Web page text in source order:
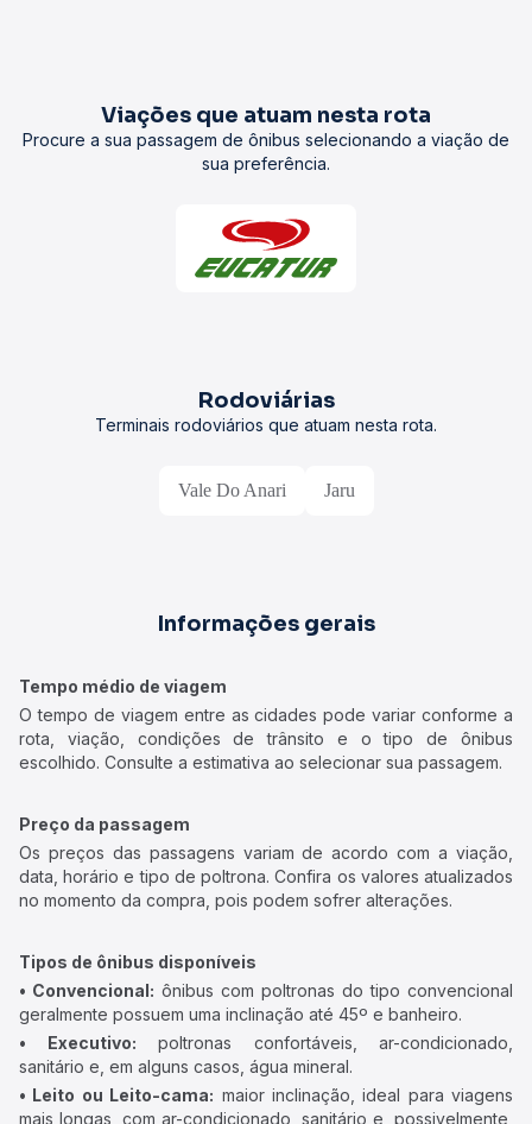
Viações que atuam nesta rota
Procure a sua passagem de ônibus selecionando a viação de
sua preferência.
Rodoviárias
Terminais rodoviários que atuam nesta rota.
Vale Do Anari Jaru
Informações gerais
Tempo médio de viagem
O tempo de viagem entre as cidades pode variar conforme a
rota, viação, condições de trânsito e o tipo de ônibus
escolhido. Consulte a estimativa ao selecionar sua passagem.
Preço da passagem
Os preços das passagens variam de acordo com a viação,
data, horário e tipo de poltrona. Confira os valores atualizados
no momento da compra, pois podem sofrer alterações.
Tipos de ônibus disponíveis
• Convencional: ônibus com poltronas do tipo convencional
geralmente possuem uma inclinação até 45º e banheiro.
• Executivo: poltronas confortáveis, ar-condicionado,
sanitário e, em alguns casos, água mineral.
• Leito ou Leito-cama: maior inclinação, ideal para viagens
mais longas, com ar-condicionado, sanitário e, possivelmente,